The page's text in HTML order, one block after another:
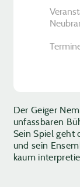
Der Geiger
unfassbaren
Sein Spiel geht
und sein
kaum